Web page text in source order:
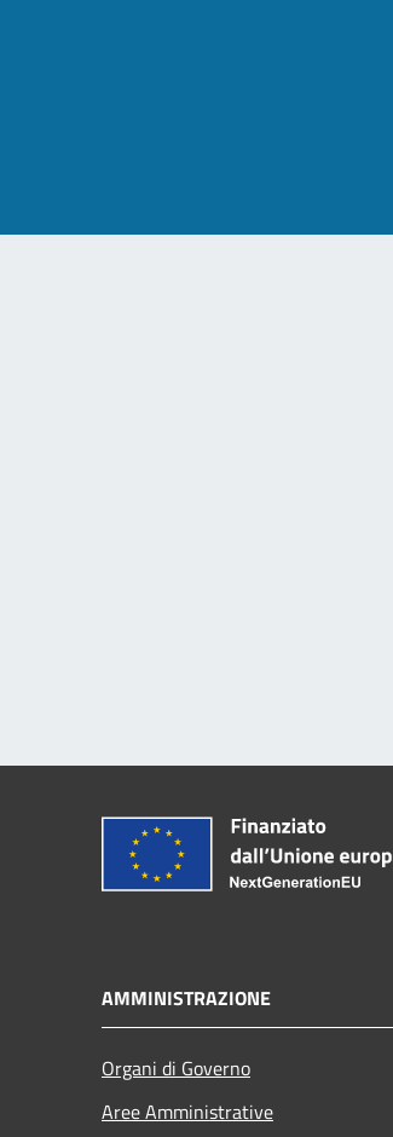
AMMINISTRAZIONE
Organi di Governo
Aree Amministrative